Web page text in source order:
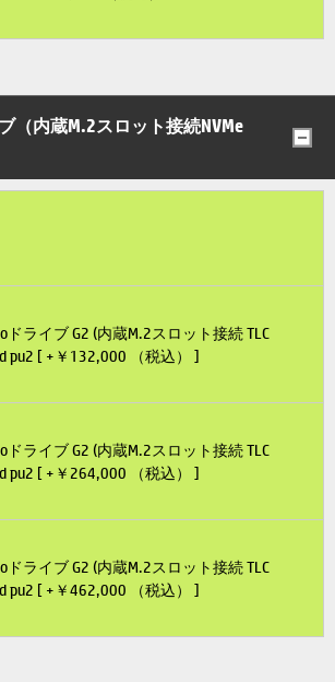
（内蔵M.2スロット接続NVMe
ドライブ G2 (内蔵M.2スロット接続 TLC
pu2 [ +￥132,000 （税込） ]
ドライブ G2 (内蔵M.2スロット接続 TLC
pu2 [ +￥264,000 （税込） ]
ドライブ G2 (内蔵M.2スロット接続 TLC
pu2 [ +￥462,000 （税込） ]